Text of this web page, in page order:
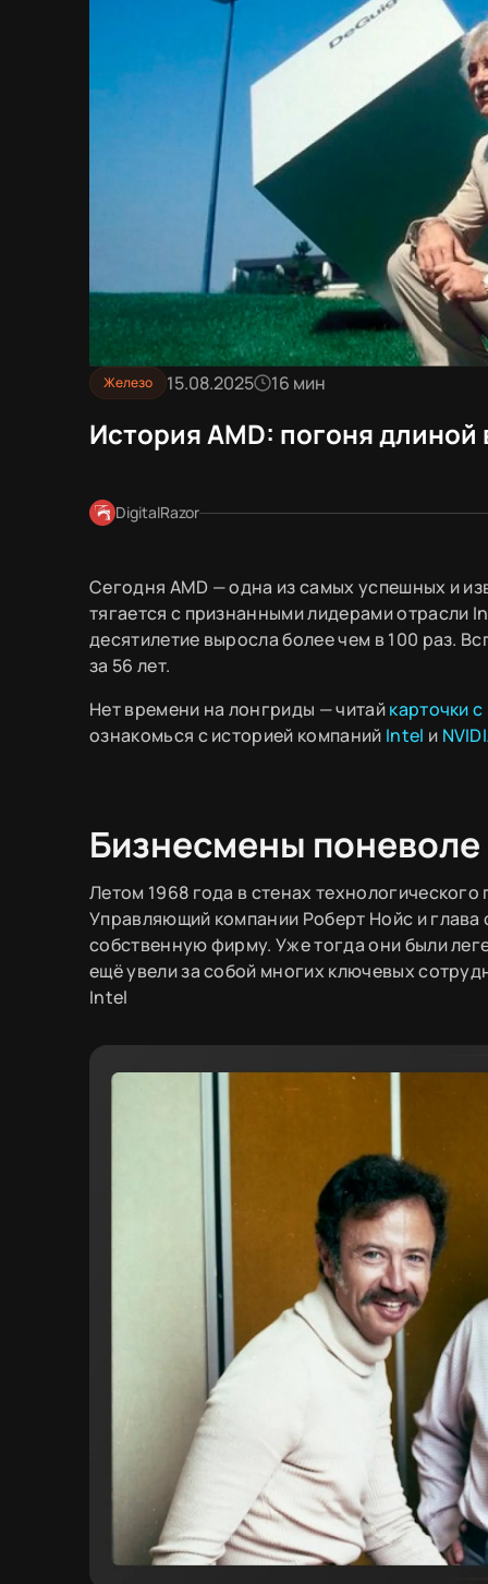
Железо 15.08.2025 16 мин
История AMD: погоня длиной
DigitalRazor
Сегодня AMD — одна из самых успешных и
тягается с признанными лидерами отрасли
десятилетие выросла более чем в 100 раз.
за 56 лет.
Нет времени на лонгриды — читайкарточки
ознакомься с историей компаний Intel и
Бизнесмены поневоле
Летом 1968 года в стенах
Управляющий компании Роберт Нойс и
собственную фирму. Уже тогда они были
ещё увели за собой многих ключевых
Intel